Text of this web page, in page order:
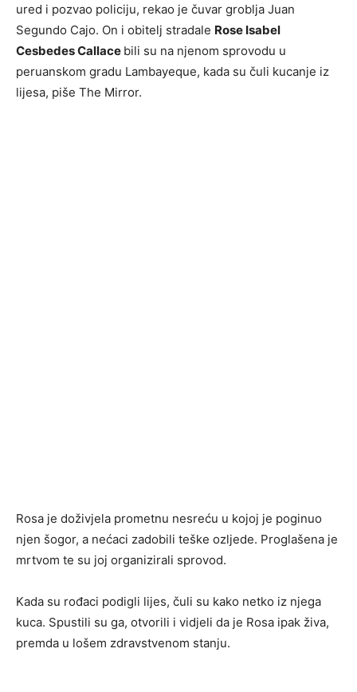
ured i pozvao policiju, rekao je čuvar groblja Juan
Segundo Cajo. On i obitelj stradale Rose Isabel
Cesbedes Callace bili su na njenom sprovodu u
peruanskom gradu Lambayeque, kada su čuli kucanje iz
lijesa, piše The Mirror.
Rosa je doživjela prometnu nesreću u kojoj je poginuo
njen šogor, a nećaci zadobili teške ozljede. Proglašena je
mrtvom te su joj organizirali sprovod.
Kada su rođaci podigli lijes, čuli su kako netko iz njega
kuca. Spustili su ga, otvorili i vidjeli da je Rosa ipak živa,
premda u lošem zdravstvenom stanju.